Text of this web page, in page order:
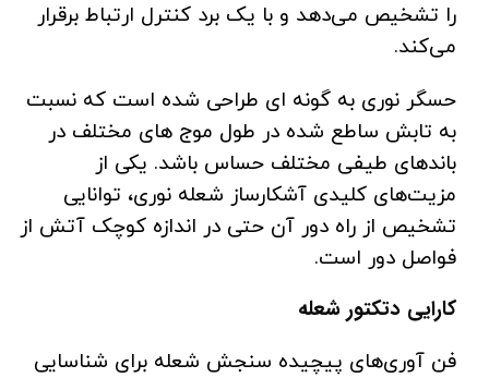
را تشخیص می‌دهد و با یک برد کنترل ارتباط برقرار
می‌کند.
حسگر نوری به گونه ای طراحی شده است که نسبت
به تابش ساطع شده در طول موج های مختلف در
باندهای طیفی مختلف حساس باشد. یکی از
مزیت‌های کلیدی آشکارساز شعله نوری، توانایی
تشخیص از راه دور آن حتی در اندازه کوچک آتش از
فواصل دور است.
کارایی دتکتور شعله
فن آوری‌های پیچیده سنجش شعله برای شناسایی